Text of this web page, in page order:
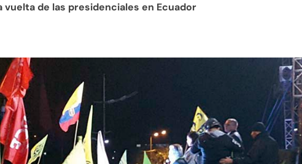
vuelta de las presidenciales en Ecuador